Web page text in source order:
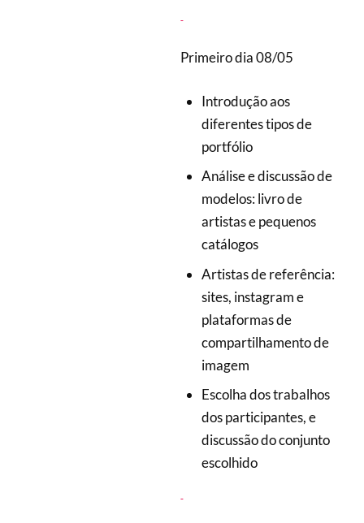
Primeiro dia 08/05
Introdução aos
diferentes tipos de
portfólio
Análise e discussão de
modelos: livro de
artistas e pequenos
catálogos
Artistas de referência:
sites, instagram e
plataformas de
compartilhamento de
imagem
Escolha dos trabalhos
dos participantes, e
discussão do conjunto
escolhido